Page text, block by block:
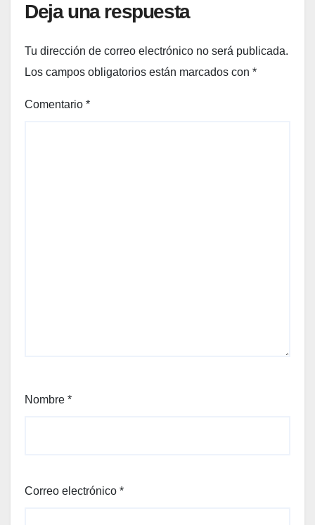
Deja una respuesta
Tu dirección de correo electrónico no será publicada.
Los campos obligatorios están marcados con *
Comentario *
Nombre *
Correo electrónico *